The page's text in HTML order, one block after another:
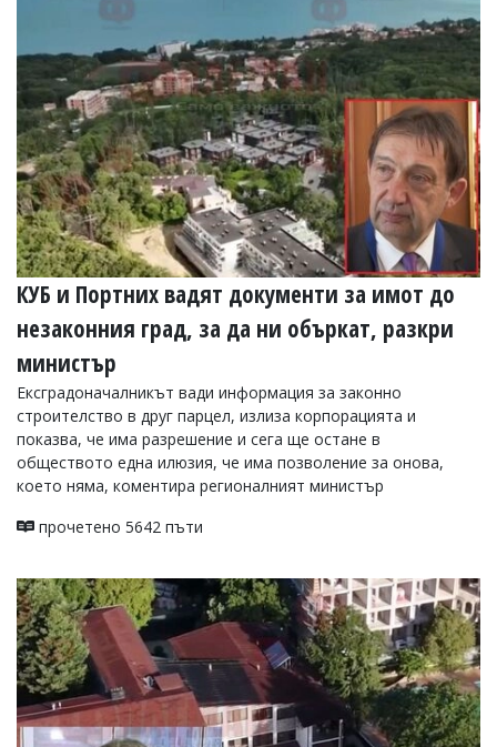
КУБ и Портних вадят документи за имот до
незаконния град, за да ни объркат, разкри
министър
Ексградоначалникът вади информация за законно
строителство в друг парцел, излиза корпорацията и
показва, че има разрешение и сега ще остане в
обществото една илюзия, че има позволение за онова,
което няма, коментира регионалният министър
прочетено 5642 пъти